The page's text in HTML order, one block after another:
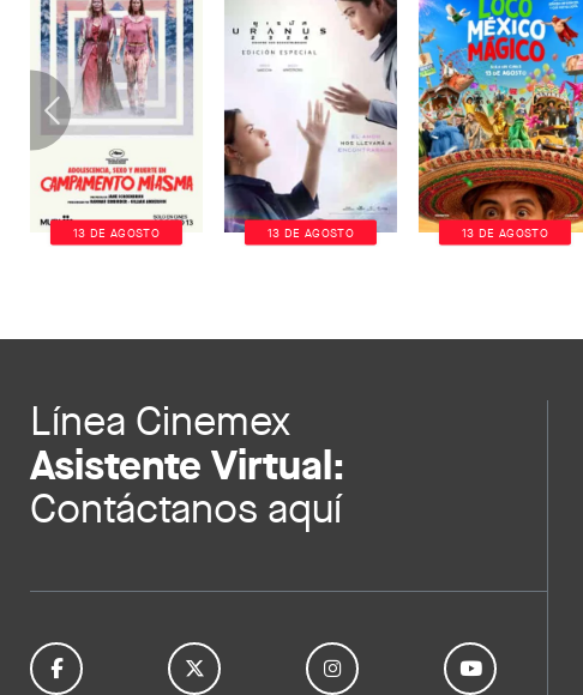
13 DE AGOSTO 13 DE AGOSTO 13 DE AGOSTO
Línea Cinemex
Asistente Virtual:
Contáctanos aquí